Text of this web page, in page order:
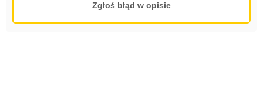
Zgłoś błąd w opisie